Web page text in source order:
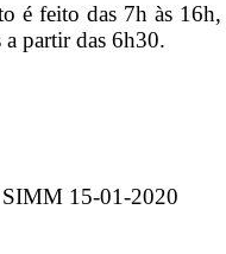
é feito das 7h às
a partir das 6h30.
15-01-2020